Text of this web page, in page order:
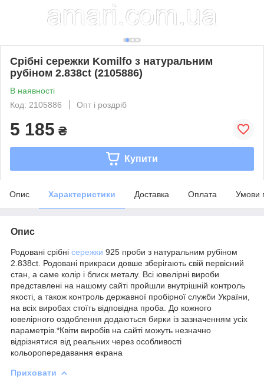
Срібні сережки Komilfo з натуральним
рубіном 2.838ct (2105886)
В наявності
Код: 2105886
Опт і роздріб
5 185 ₴
Купити
Опис Характеристики Доставка Оплата Умови
Опис
Родовані срібні сережки 925 проби з натуральним рубіном
2.838ct. Родовані прикраси довше зберігають свій первісний
стан, а саме колір і блиск металу. Всі ювелірні вироби
представлені на нашому сайті пройшли внутрішній контроль
якості, а також контроль державної пробірної служби України,
на всіх виробах стоїть відповідна проба. До кожного
ювелірного оздоблення додаються бирки із зазначенням усіх
параметрів.*Квіти виробів на сайті можуть незначно
відрізнятися від реальних через особливості
кольоропередавання екрана
Приховати